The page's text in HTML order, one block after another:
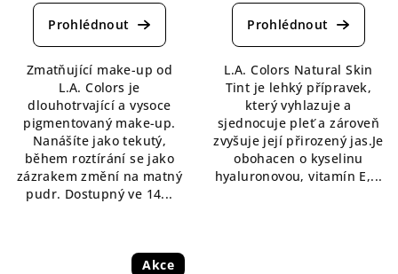
produktu
z
5
hvězdiček.
Zmatňující make-up od
L.A. Colors je
dlouhotrvající a vysoce
pigmentovaný make-up.
Nanášíte jako tekutý,
během roztírání se jako
zázrakem změní na matný
pudr. Dostupný ve 14...
produktu
z
5
hvězdiček.
L.A. Colors Natural Skin
Tint je lehký přípravek,
který vyhlazuje a
sjednocuje pleť a zároveň
zvyšuje její přirozený jas.Je
obohacen o kyselinu
hyaluronovou, vitamín E,...
Akce